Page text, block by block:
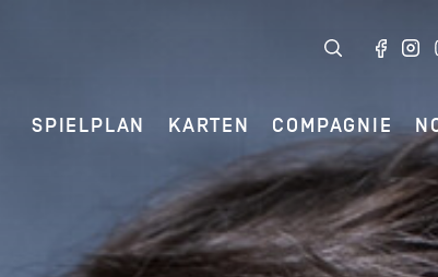
SPIELPLAN KARTEN COMPAGNIE